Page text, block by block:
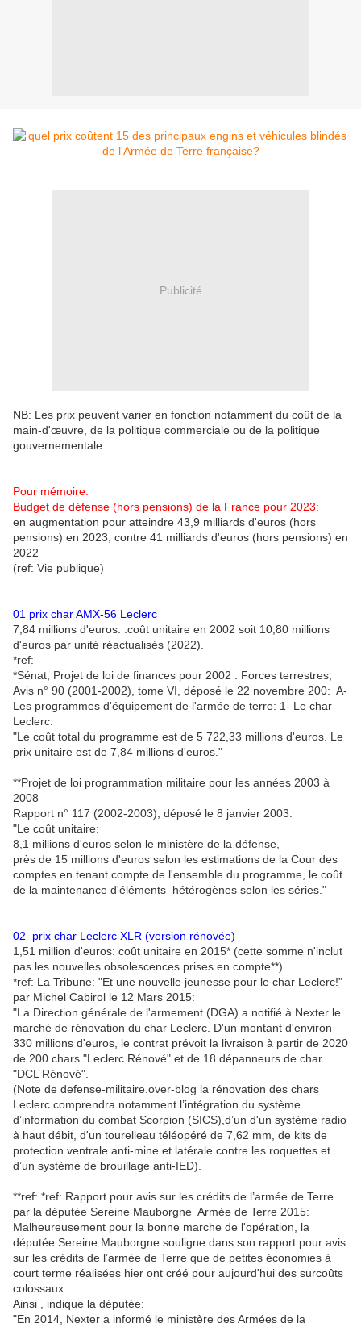
Publicité
NB: Les prix peuvent varier en fonction notamment du coût de la
main-d'œuvre, de la politique commerciale ou de la politique
gouvernementale.
Pour mémoire:
Budget de défense (hors pensions) de la France pour 2023:
en augmentation pour atteindre 43,9 milliards d'euros (hors
pensions) en 2023, contre 41 milliards d'euros (hors pensions) en
2022
(ref: Vie publique)
01 prix char AMX-56 Leclerc
7,84 millions d'euros: :coût unitaire en 2002 soit 10,80 millions
d'euros par unité réactualisés (2022).
*ref:
*Sénat, Projet de loi de finances pour 2002 : Forces terrestres,
Avis n° 90 (2001-2002), tome VI, déposé le 22 novembre 200: A-
Les programmes d'équipement de l'armée de terre: 1- Le char
Leclerc:
"Le coût total du programme est de 5 722,33 millions d'euros. Le
prix unitaire est de 7,84 millions d'euros."
**Projet de loi programmation militaire pour les années 2003 à
2008
Rapport n° 117 (2002-2003), déposé le 8 janvier 2003:
"Le coût unitaire:
8,1 millions d'euros selon le ministère de la défense,
près de 15 millions d'euros selon les estimations de la Cour des
comptes en tenant compte de l'ensemble du programme, le coût
de la maintenance d'éléments hétérogènes selon les séries."
02 prix char Leclerc XLR (version rénovée)
1,51 million d'euros: coût unitaire en 2015* (cette somme n'inclut
pas les nouvelles obsolescences prises en compte**)
*ref: La Tribune: "Et une nouvelle jeunesse pour le char Leclerc!"
par Michel Cabirol le 12 Mars 2015:
"La Direction générale de l'armement (DGA) a notifié à Nexter le
marché de rénovation du char Leclerc. D'un montant d'environ
330 millions d'euros, le contrat prévoit la livraison à partir de 2020
de 200 chars "Leclerc Rénové" et de 18 dépanneurs de char
"DCL Rénové".
(Note de defense-militaire.over-blog la rénovation des chars
Leclerc comprendra notamment l’intégration du système
d’information du combat Scorpion (SICS),d’un d'un système radio
à haut débit, d'un tourelleau téléopéré de 7,62 mm, de kits de
protection ventrale anti-mine et latérale contre les roquettes et
d’un système de brouillage anti-IED).
**ref: *ref: Rapport pour avis sur les crédits de l’armée de Terre
par la députée Sereine Mauborgne Armée de Terre 2015:
Malheureusement pour la bonne marche de l'opération, la
députée Sereine Mauborgne souligne dans son rapport pour avis
sur les crédits de l’armée de Terre que de petites économies à
court terme réalisées hier ont créé pour aujourd'hui des surcoûts
colossaux.
Ainsi , indique la députée:
"En 2014, Nexter a informé le ministère des Armées de la